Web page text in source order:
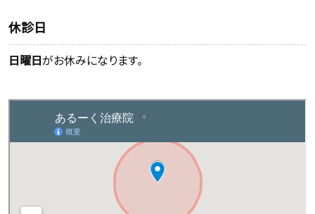
休診日
日曜日がお休みになります。